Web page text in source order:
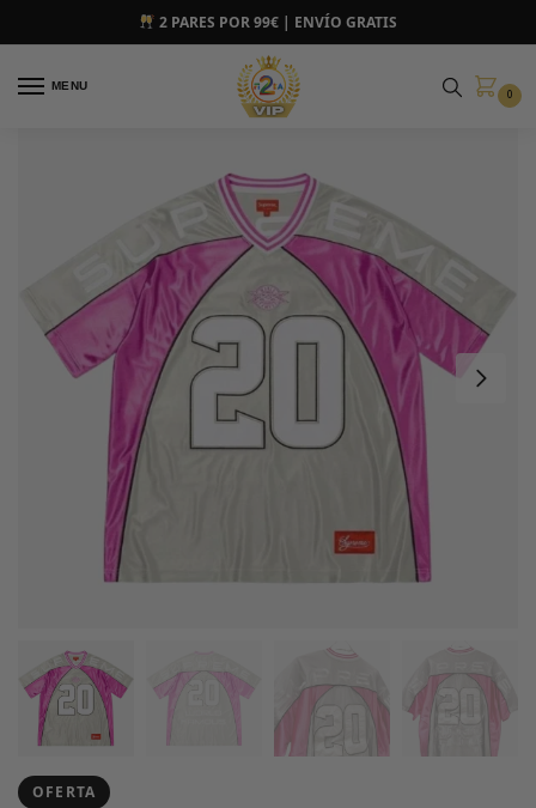
2 PARES POR 99€ | ENVÍO GRATIS
MENU
0
OFERTA